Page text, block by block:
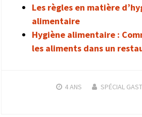
Les règles en matière
alimentaire
Hygiène alimentaire :
les aliments dans un
4 ANS SPÉCIAL